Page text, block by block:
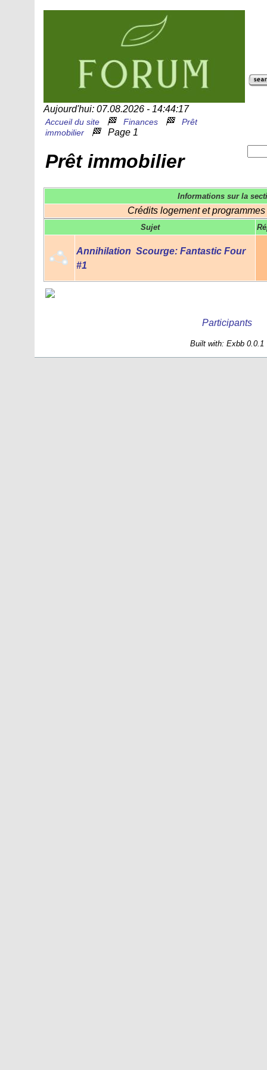
Aujourd'hui: 07.08.2026 - 14:44:17
Accueil du site 🏁Finances 🏁Prêt
immobilier
🏁Page 1
Prêt immobilier
Informations sur la
Crédits logement et
Sujet
Annihilation  Scourge: Fantastic Four
#1
Participants
Built with: Exbb 0.0.1